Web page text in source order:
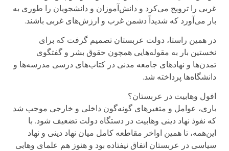
غربی را ترویج می‌کرد و دانش‌آموزان و دانشجویان را طوری به
بار می‌آورد که شدیداً دشمن غرب و ارزش‌های غربی باشند.
در همین راستا، دولت عربستان تصمیم گرفت که برای
نخستین بار به مقوله‌هایی همچون حقوق بشر و گفتگوی
تمدن‌ها و نهادهای جامعه مدنی در کتاب‌های درسی مدرسه‌ها و
دانشگاه‌ها پرداخته شد.
افول وهابیت در عربستان؟
باری، عوامل و متغیرهای گونه‌گون داخلی و خارجی موجب شد
که نفوذ نهاد دینی وهابیت در دستگاه دولت تضعیف شود. با
این‌همه، تا همین اواخر مقاطعه کامل میان نهاد دینی و نهاد
سیاسی در عربستان اتفاق نیفتاده بود و هنوز هم علمای وهابی